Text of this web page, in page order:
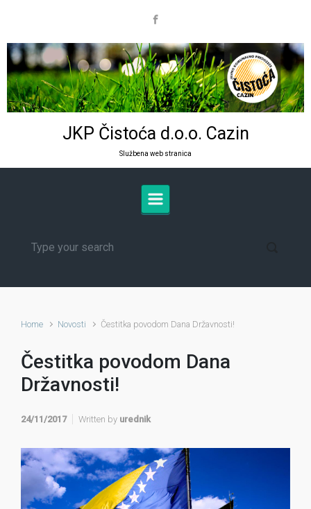
JKP Čistoća d.o.o. Cazin
Službena web stranica
Home Novosti Čestitka povodom Dana Državnosti!
Čestitka povodom Dana
Državnosti!
24/11/2017 Written by urednik